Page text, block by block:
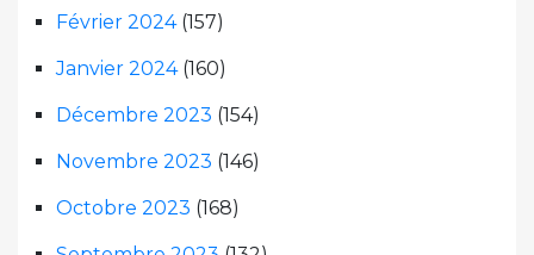
Février 2024(157)
Janvier 2024(160)
Décembre 2023 (154)
Novembre 2023 (146)
Octobre 2023 (168)